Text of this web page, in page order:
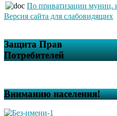
По приватизации муниц.
Версия сайта для слабовидящих
Защита Прав
Потребителей
Вниманию населения!